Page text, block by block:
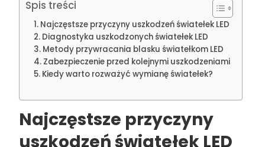
Spis treści
Najczęstsze przyczyny uszkodzeń światełek LED
Diagnostyka uszkodzonych światełek LED
Metody przywracania blasku światełkom LED
Zabezpieczenie przed kolejnymi uszkodzeniami
Kiedy warto rozważyć wymianę światełek?
Najczęstsze przyczyny
uszkodzeń światełek LED